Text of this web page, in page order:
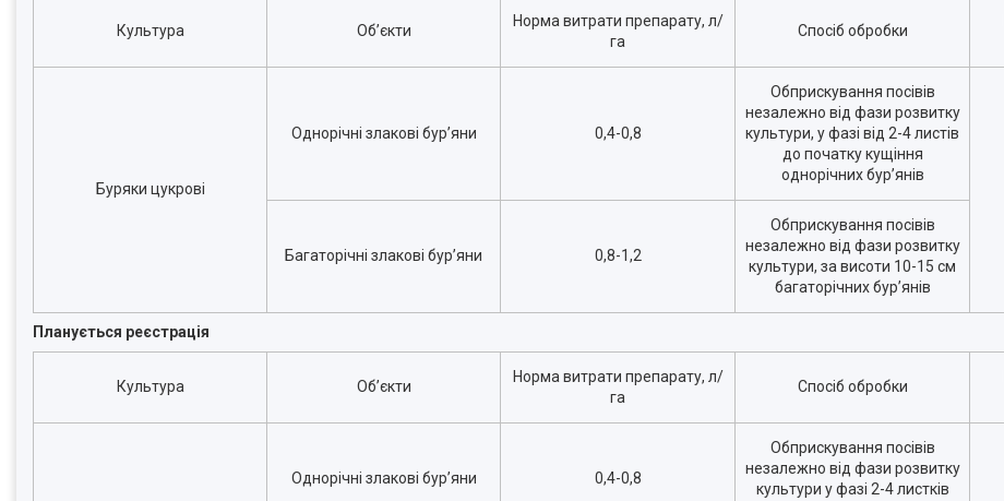
Культура Об’єкти
Норма витрати препарату, л/
га
Спосіб обробки
Буряки цукрові
Однорічні злакові бур’яни 0,4-0,8
Обприскування посівів
незалежно від фази розвитку
культури, у фазі від 2-4 листів
до початку кущіння
однорічних бур’янів
Багаторічні злакові бур’яни 0,8-1,2
Обприскування посівів
незалежно від фази розвитку
культури, за висоти 10-15 см
багаторічних бур’янів
Планується реєстрація
Культура Об’єкти
Норма витрати препарату, л/
га
Спосіб обробки
Однорічні злакові бур’яни 0,4-0,8
Обприскування посівів
незалежно від фази розвитку
культури у фазі 2-4 листків